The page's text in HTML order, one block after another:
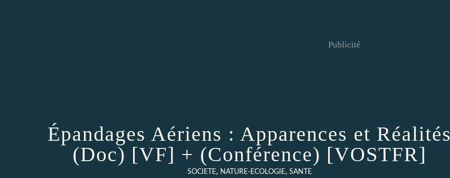
Publicité
Épandages Aériens : Apparences et Réalités
(Doc) [VF] + (Conférence) [VOSTFR]
SOCIETE, NATURE-ECOLOGIE, SANTE